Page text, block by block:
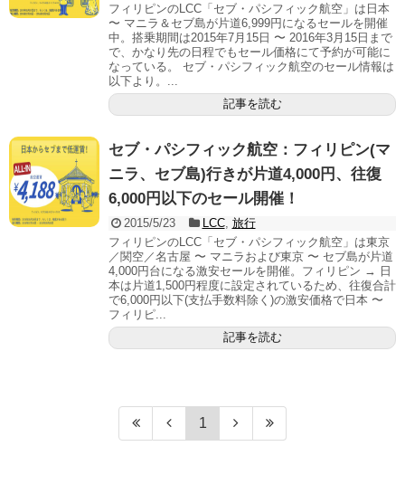
フィリピンのLCC「セブ・パシフィック航空」は日本
〜 マニラ＆セブ島が片道6,999円になるセールを開催
中。搭乗期間は2015年7月15日 〜 2016年3月15日まで
で、かなり先の日程でもセール価格にて予約が可能に
なっている。 セブ・パシフィック航空のセール情報は
以下より。...
記事を読む
セブ・パシフィック航空：フィリピン(マ
ニラ、セブ島)行きが片道4,000円、往復
6,000円以下のセール開催！
2015/5/23 LCC, 旅行
フィリピンのLCC「セブ・パシフィック航空」は東京
／関空／名古屋 〜 マニラおよび東京 〜 セブ島が片道
4,000円台になる激安セールを開催。フィリピン → 日
本は片道1,500円程度に設定されているため、往復合計
で6,000円以下(支払手数料除く)の激安価格で日本 〜
フィリピ...
記事を読む
1